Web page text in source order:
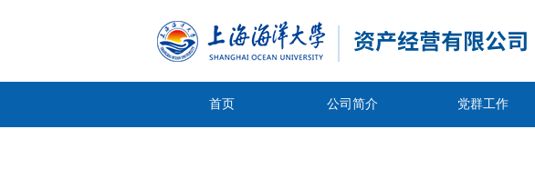
首页 公司简介 党群工作